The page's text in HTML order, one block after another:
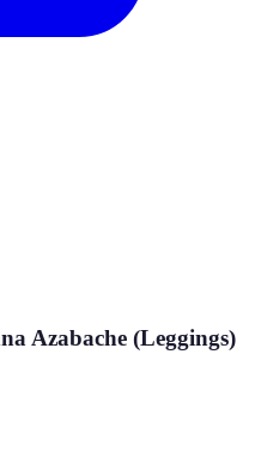
Azabache (Leggings)